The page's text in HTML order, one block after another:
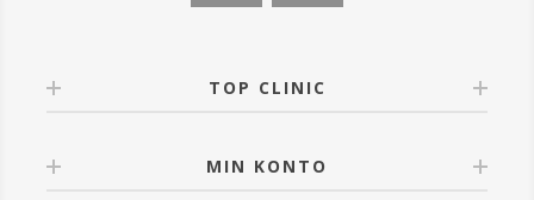
TOP CLINIC
MIN KONTO